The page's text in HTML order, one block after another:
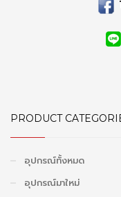
PRODUCT
อุปกรณ์ทั้งหมด
อุปกรณ์มาใหม่